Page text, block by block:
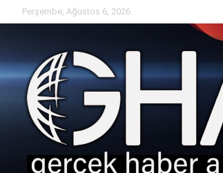
to
Perşembe, Ağustos 6, 2026